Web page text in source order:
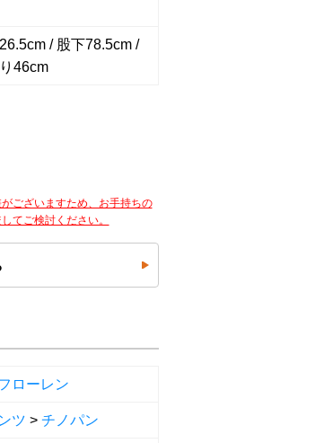
/ 股下78.5cm /
46cm
ございますため、お手持ちの
てご検討ください。
ローレン
ツ > チノパン